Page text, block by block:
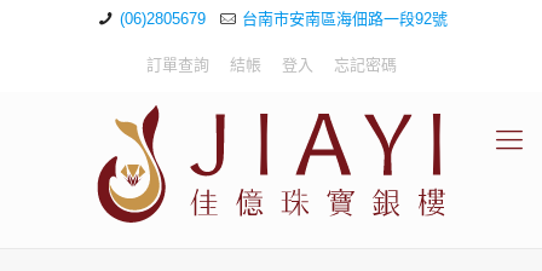
(06)2805679 台南市安南區海佃路一段92號
訂單查詢 結帳 登入 忘記密碼